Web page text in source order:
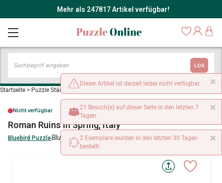
Mehr als 247817 Artikel verfügbar!
LOS
Startseite > Puzzle Städte und Dörfer
Nicht verfügbar
Roman Ruins in Spring, Italy
Bluebird PuzzleBluebird-Puzzle-F-90262
×
Dieser Artikel ist derzeit leider nicht verfügbar.
×
21 Besuch(e) auf dieser Seite in den letzten 7
Tagen.
×
2 Exemplare wurden in den letzten 30 Tagen
bestellt.